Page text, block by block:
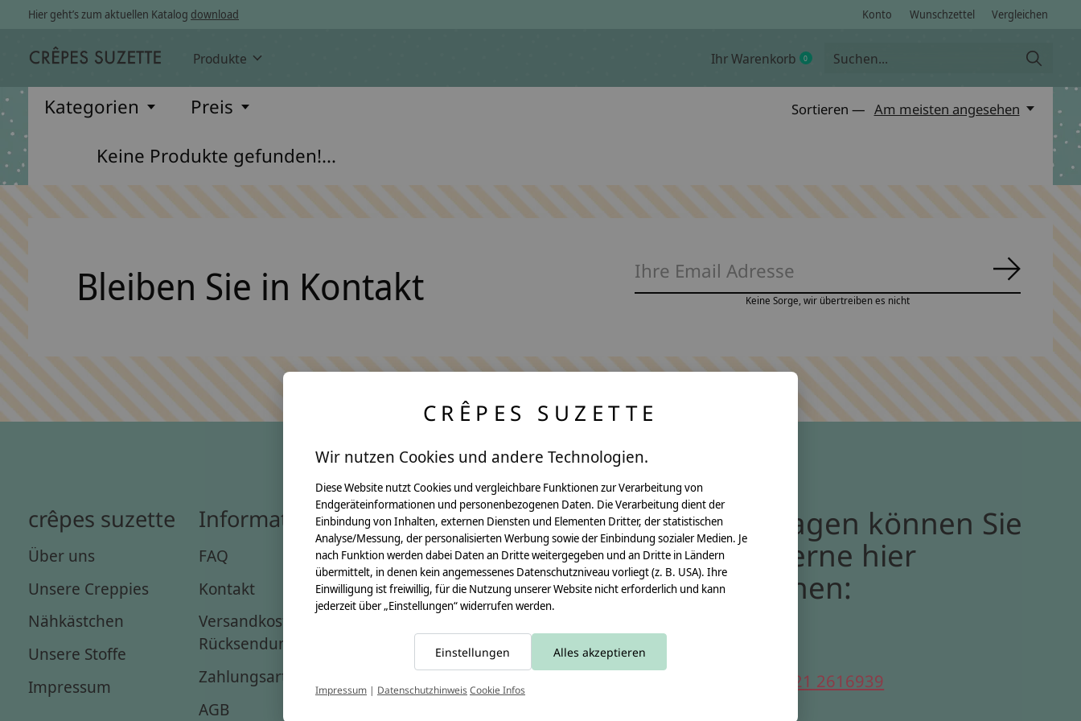
Hier geht’s zum aktuellen Katalog download Konto Wunschzettel Vergleichen
Produkte Ihr Warenkorb 0items
Kategorien Preis Sortieren — Am meisten angesehen
Keine Produkte gefunden!...
Bleiben Sie in Kontakt Keine Sorge, wir übertreiben es nicht
crêpes suzette
Über uns
Unsere Creppies
Nähkästchen
Unsere Stoffe
Impressum
Informationen
FAQ
Kontakt
Versandkosten &
Rücksendungen
Zahlungsarten
AGB
Anleitungen
Video Nähset
Anleitung MOMA
Schultüte
Leseknochen
Schnittmuster
Bei Fragen können Sie
uns gerne hier
erreichen:
0221 2616939
CRÊPES SUZETTE
Wir nutzen Cookies und andere Technologien.
Diese Website nutzt Cookies und vergleichbare Funktionen zur Verarbeitung von
Endgeräteinformationen und personenbezogenen Daten. Die Verarbeitung dient der
Einbindung von Inhalten, externen Diensten und Elementen Dritter, der statistischen
Analyse/Messung, der personalisierten Werbung sowie der Einbindung sozialer Medien. Je
nach Funktion werden dabei Daten an Dritte weitergegeben und an Dritte in Ländern
übermittelt, in denen kein angemessenes Datenschutzniveau vorliegt (z. B. USA). Ihre
Einwilligung ist freiwillig, für die Nutzung unserer Website nicht erforderlich und kann
jederzeit über „Einstellungen“ widerrufen werden.
Einstellungen Alles akzeptieren
Impressum | DatenschutzhinweisCookie Infos